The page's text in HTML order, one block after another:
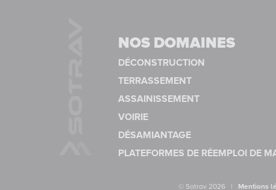
NOS DOMAINES
DÉCONSTRUCTION
TERRASSEMENT
ASSAINISSEMENT
VOIRIE
DÉSAMIANTAGE
PLATEFORMES DE RÉEMPLOI DE
© Sotrav 2026 | Mentions